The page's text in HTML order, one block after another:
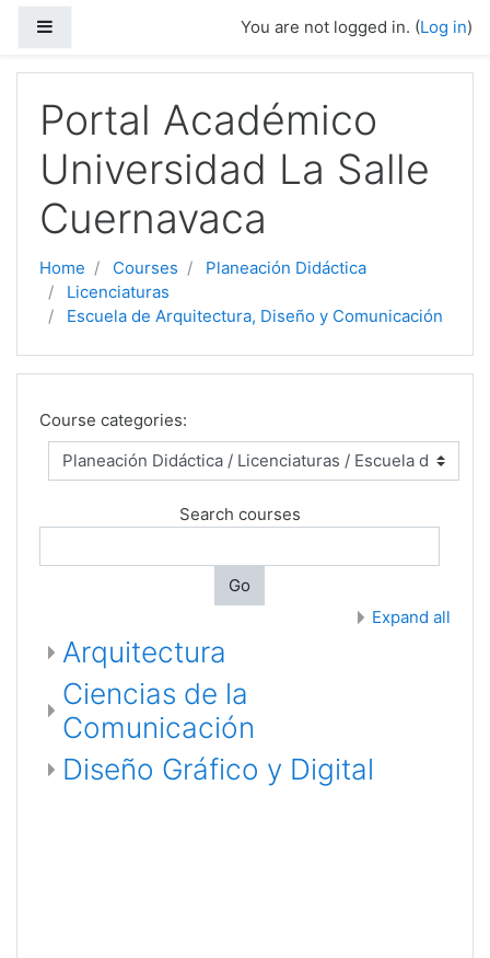
You are not logged in. (Log in)
Portal Académico
Universidad La Salle
Cuernavaca
Home Courses
Planeación Didáctica
Licenciaturas
Escuela de Arquitectura, Diseño y Comunicación
Course categories:
Search courses
Go
Expand all
Arquitectura
Ciencias de la
Comunicación
Diseño Gráfico y Digital